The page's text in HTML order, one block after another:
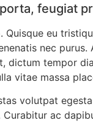
feugiat
eu
nec
dictum tempor
vitae massa
volutpat
ac